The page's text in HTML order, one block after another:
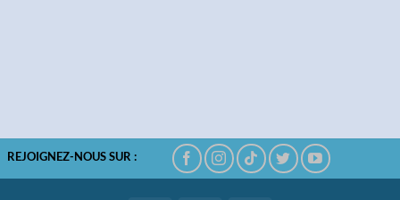
REJOIGNEZ-NOUS SUR :